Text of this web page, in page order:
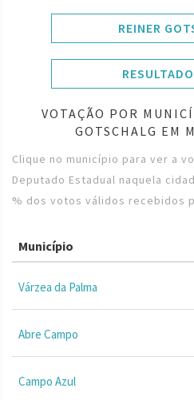
REINER
VOTAÇÃO POR
GOTSCHALG EM
Clique no município para ver a
Deputado Estadual naquela
% dos votos válidos recebidos
Município
Várzea da Palma
Abre Campo
Campo Azul